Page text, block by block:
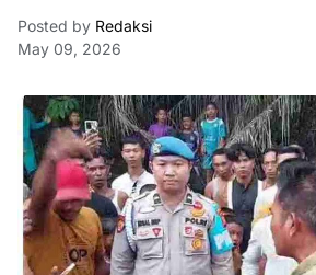
Posted by Redaksi
May 09, 2026